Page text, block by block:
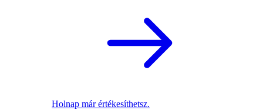
Holnap már értékesíthetsz.